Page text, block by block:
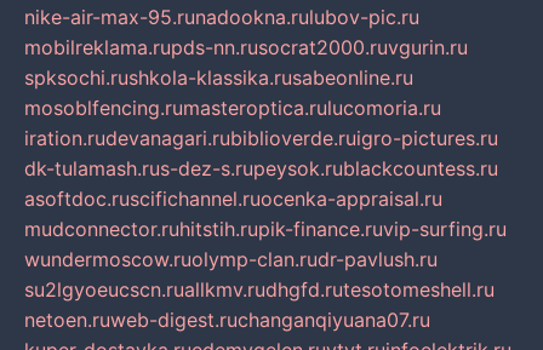
nike-air-max-95.runadookna.rulubov-pic.ru
mobilreklama.rupds-nn.rusocrat2000.ruvgurin.ru
spksochi.rushkola-klassika.rusabeonline.ru
mosoblfencing.rumasteroptica.rulucomoria.ru
iration.rudevanagari.rubiblioverde.ruigro-pictures.ru
dk-tulamash.rus-dez-s.rupeysok.rublackcountess.ru
asoftdoc.ruscifichannel.ruocenka-appraisal.ru
mudconnector.ruhitstih.rupik-finance.ruvip-surfing.ru
wundermoscow.ruolymp-clan.rudr-pavlush.ru
su2lgyoeucscn.ruallkmv.rudhgfd.rutesotomeshell.ru
netoen.ruweb-digest.ruchanganqiyuana07.ru